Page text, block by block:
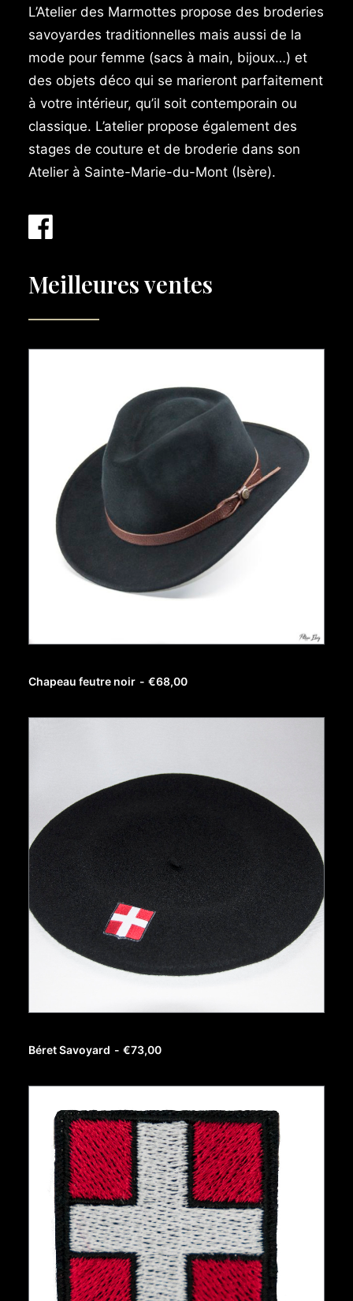
L’Atelier des Marmottes propose des broderies
savoyardes traditionnelles mais aussi de la
mode pour femme (sacs à main, bijoux…) et
des objets déco qui se marieront parfaitement
à votre intérieur, qu’il soit contemporain ou
classique. L’atelier propose également des
stages de couture et de broderie dans son
Atelier à Sainte-Marie-du-Mont (Isère).
Meilleures ventes
AJOUTER AU PANIER
Chapeau feutre noir €68,00
AJOUTER AU PANIER
Béret Savoyard €73,00